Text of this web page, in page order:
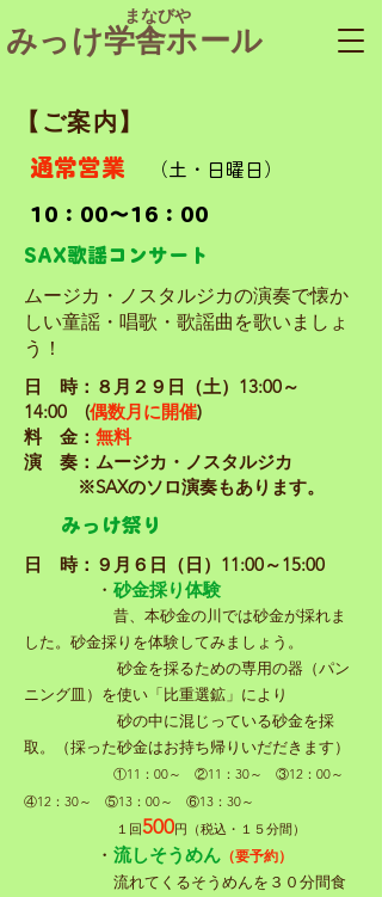
​ まなびや
みっけ学舎ホール
​【ご案内】
通常営業 （土・日曜日）
10：00～16：00
SAX歌謡コンサート
ムージカ・ノスタルジカの演奏で懐か
しい童謡・唱歌・歌謡曲を歌いましょ
う！
日 時：８ 月２９日（土）13:00～
14:00 (偶数月に開催)
料 金： 無料
演 奏：ムージカ・ノスタルジカ
※SAXのソロ演奏もあります。
​みっけ祭り
日 時：９ 月６日（日）11:00～15:00
・ 砂金採り体験
昔、本砂金の川では砂金が採れま
した。 砂金採りを体験してみましょう。
砂金を採るための専用の器（パン
ニング皿）を使い「比重選鉱」により
​ 砂の中に混じっている砂金を採
取。（採った砂金はお持ち帰りいだだきます）
①11：00～ ②11：30～ ③12：00～
④12：30～ ⑤13：00～ ⑥13：30～
​ １回500円（税込・ １５分間）
・ 流しそうめん （要予約）
流れてくるそうめんを３０分間食